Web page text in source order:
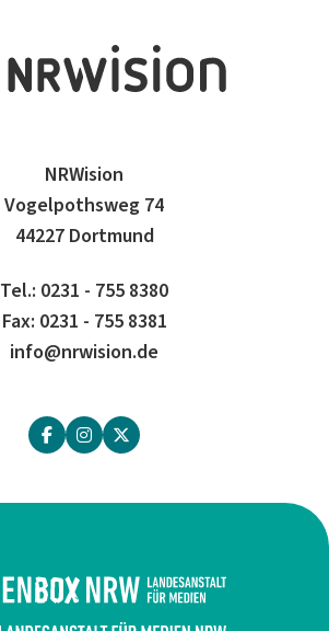
NRWision
Vogelpothsweg 74
44227 Dortmund
Tel.: 0231 - 755 8380
Fax: 0231 - 755 8381
info@nrwision.de